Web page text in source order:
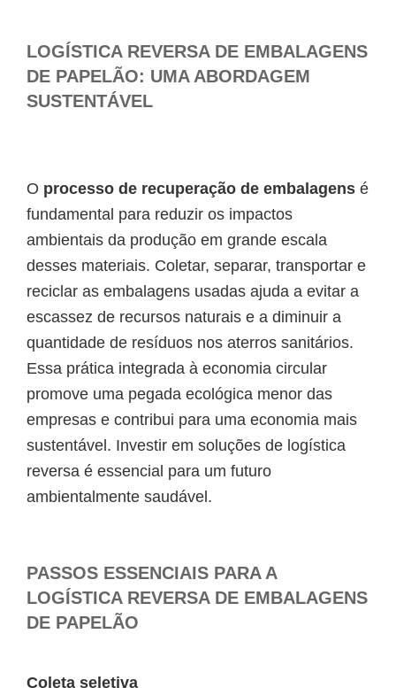
LOGÍSTICA REVERSA DE EMBALAGENS
DE PAPELÃO: UMA ABORDAGEM
SUSTENTÁVEL
O processo de recuperação de embalagens é
fundamental para reduzir os impactos
ambientais da produção em grande escala
desses materiais. Coletar, separar, transportar e
reciclar as embalagens usadas ajuda a evitar a
escassez de recursos naturais e a diminuir a
quantidade de resíduos nos aterros sanitários.
Essa prática integrada à economia circular
promove uma pegada ecológica menor das
empresas e contribui para uma economia mais
sustentável. Investir em soluções de logística
reversa é essencial para um futuro
ambientalmente saudável.
PASSOS ESSENCIAIS PARA A
LOGÍSTICA REVERSA DE EMBALAGENS
DE PAPELÃO
Coleta seletiva